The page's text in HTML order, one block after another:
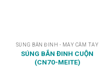
SÚNG BẮN ĐINH - MÁY CẦM TAY
SÚNG BẮN ĐINH CUỘN
(CN70-MEITE)